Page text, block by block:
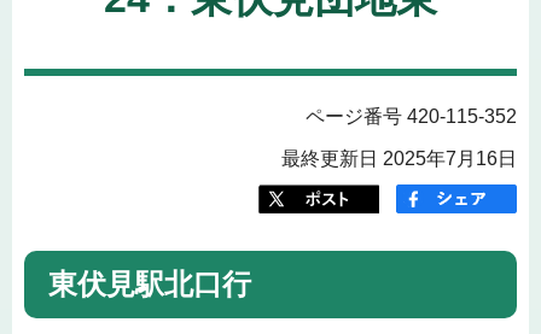
ページ番号 420-115-352
最終更新日 2025年7月16日
東伏見駅北口行